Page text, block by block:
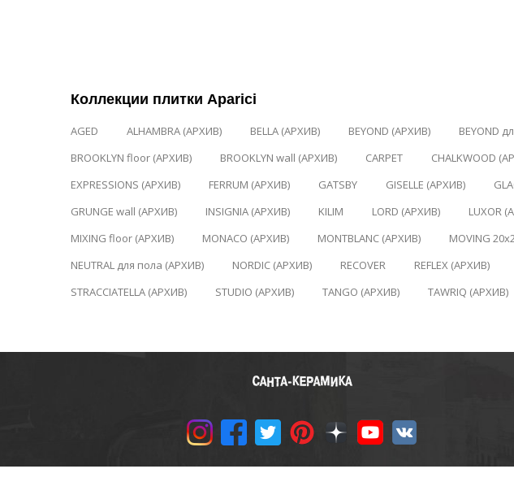
Коллекции плитки Aparici
AGED ALHAMBRA (АРХИВ) BELLA (АРХИВ) BEYOND (АРХИВ) BEYOND
BROOKLYN floor (АРХИВ)
BROOKLYN wall (АРХИВ) CARPET CHALKWOOD
EXPRESSIONS (АРХИВ)
FERRUM (АРХИВ) GATSBY GISELLE (АРХИВ)
GRUNGE wall (АРХИВ)
INSIGNIA (АРХИВ) KILIM LORD (АРХИВ) LUXOR
MIXING floor (АРХИВ)
MONACO (АРХИВ) MONTBLANC (АРХИВ) MOVING
NEUTRAL для пола (АРХИВ)
NORDIC (АРХИВ) RECOVER REFLEX (АРХИВ)
STRACCIATELLA (АРХИВ)
STUDIO (АРХИВ) TANGO (АРХИВ) TAWRIQ (АРХИВ)